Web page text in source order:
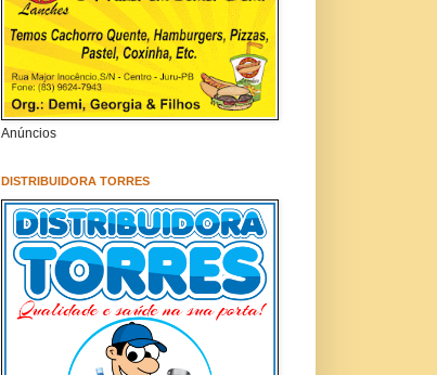
Anúncios
DISTRIBUIDORA TORRES